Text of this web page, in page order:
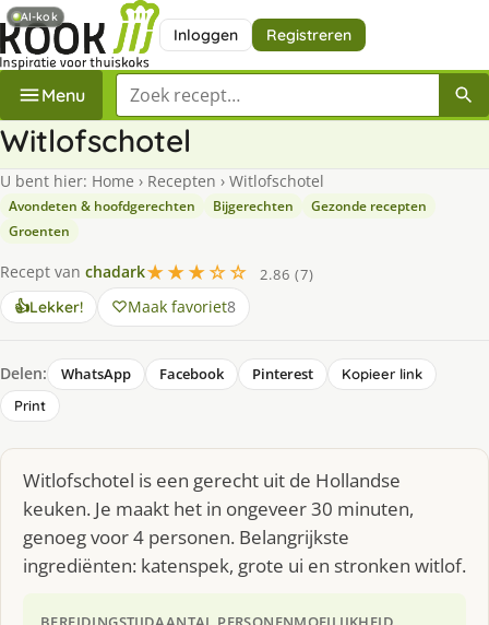
Inloggen Registreren
Menu Zoek een recept
Witlofschotel
U bent hier: Home › Recepten › Witlofschotel
Avondeten & hoofdgerechten Bijgerechten
Gezonde recepten
Groenten
Recept van chadark★★★☆☆
2.86 (7)
👍Lekker! Maak favoriet8
Delen: WhatsApp Facebook Pinterest
Kopieer link
Print
Witlofschotel is een gerecht uit de Hollandse
keuken. Je maakt het in ongeveer 30 minuten,
genoeg voor 4 personen. Belangrijkste
ingrediënten: katenspek, grote ui en stronken witlof.
AI-kok